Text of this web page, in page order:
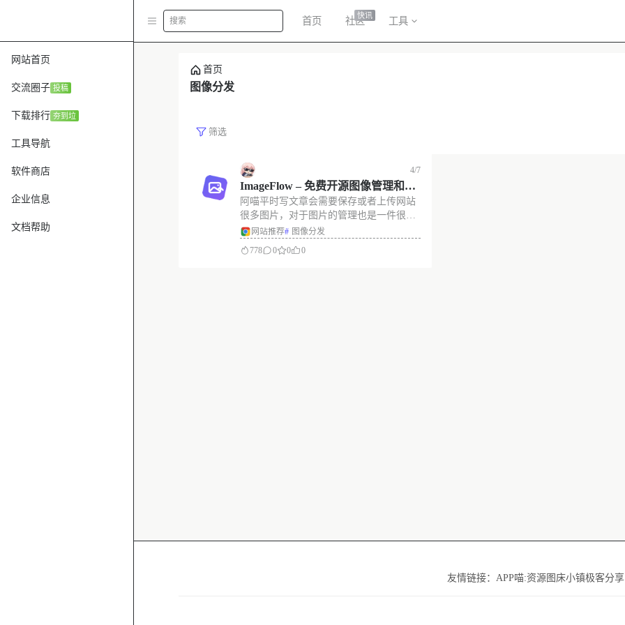
网站首页
交流圈子 投稿
下载排行 夯到垃
工具导航
软件商店
企业信息
文档帮助
搜索 首页 社区快讯 工具
首页
图像分发
筛选
4/7
ImageFlow – 免费开源图像管理和分
发系统
阿喵平时写文章会需要保存或者上传网站
很多图片，对于图片的管理也是一件很头
疼的事情。想来大家对于管理图片都有一
错的图像管理工具，也可以作为图床使
网站推荐# 图像分发
778
0 0 0
友情链接： APP喵:资源 图床小镇极客分享